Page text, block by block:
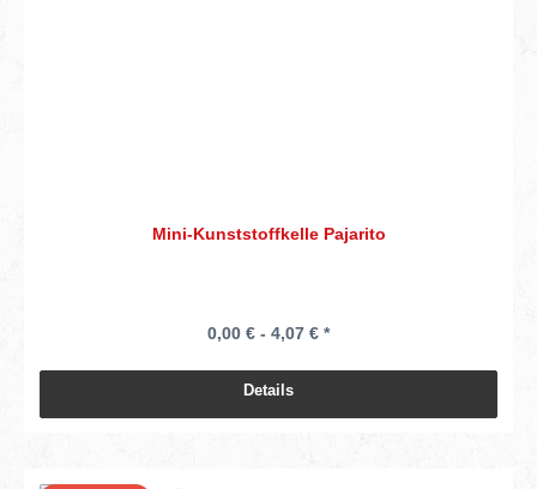
Mini-Kunststoffkelle Pajarito
0,00 € - 4,07 € *
Details